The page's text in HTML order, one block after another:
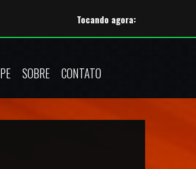
Tocando agora:Eurythmics - Here
SOBRE CONTATO